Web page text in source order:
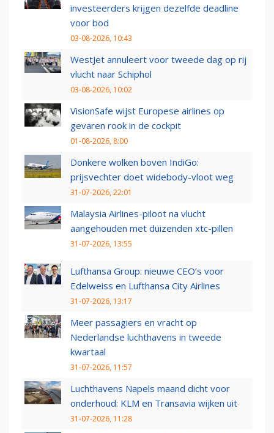
investeerders krijgen dezelfde deadline
voor bod
03-08-2026, 10:43
WestJet annuleert voor tweede dag op rij
vlucht naar Schiphol
03-08-2026, 10:02
VisionSafe wijst Europese airlines op
gevaren rook in de cockpit
01-08-2026, 8:00
Donkere wolken boven IndiGo:
prijsvechter doet widebody-vloot weg
31-07-2026, 22:01
Malaysia Airlines-piloot na vlucht
aangehouden met duizenden xtc-pillen
31-07-2026, 13:55
Lufthansa Group: nieuwe CEO’s voor
Edelweiss en Lufthansa City Airlines
31-07-2026, 13:17
Meer passagiers en vracht op
Nederlandse luchthavens in tweede
kwartaal
31-07-2026, 11:57
Luchthavens Napels maand dicht voor
onderhoud: KLM en Transavia wijken uit
31-07-2026, 11:28